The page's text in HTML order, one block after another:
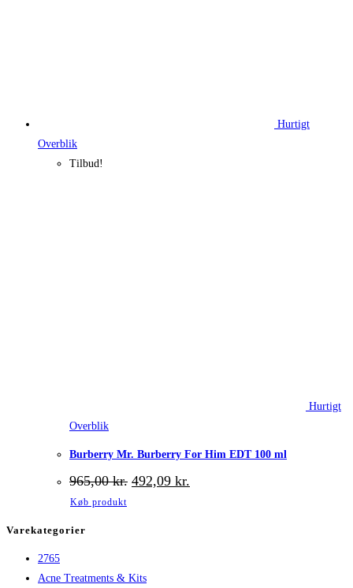
Hurtigt
Overblik
Tilbud!
Hurtigt
Overblik
Burberry Mr. Burberry For Him EDT 100 ml
965,00kr. Den
oprindelige
492,09 kr.
aktuelle
Køb produkt
Varekategorier
2765
Acne Treatments & Kits